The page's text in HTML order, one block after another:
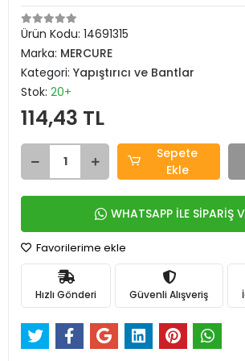
Ürün Kodu: 14691315
Marka: MERCURE
Kategori: Yapıştırıcı ve Bantlar
Stok: 20+
114,43 TL
Sepete
Ekle
WHATSAPP İLE SİPARİŞ
Favorilerime ekle
Hızlı Gönderi Güvenli Alışveriş